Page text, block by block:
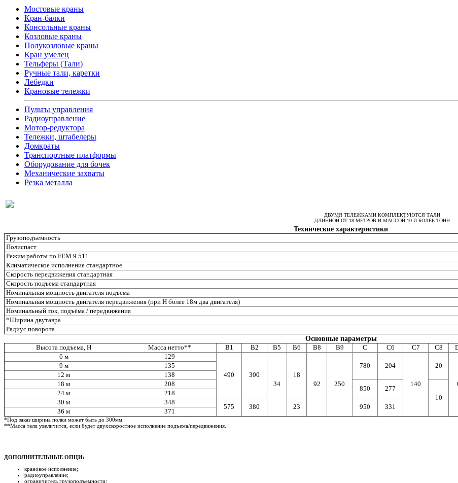
Мостовые краны
Кран-балки
Консольные краны
Козловые краны
Полукозловые краны
Кран умелец
Тельферы (Тали)
Ручные тали, каретки
Лебедки
Крановые тележки
Пульты управления
Радиоуправление
Мотор-редуктора
Тележки, штабелеры
Домкраты
Транспортные платформы
Оборудование для бочек
Механические захваты
Резка металла
ДВУМЯ ТЕЛЕЖКАМИ КОМПЛЕКТУЮТСЯ ТАЛИ
ДЛИННОЙ ОТ 18 МЕТРОВ И МАССОЙ 10 И БОЛЕЕ ТОНН
Технические характеристики
Грузоподъемность
Полиспаст
Режим работы по FEM 9.511
Климатическое исполнение стандартное
Скорость передвижения стандартная
Скорость подъема стандартная
Номинальная мощность двигателя подъема
Номинальная мощность двигателя передвижения (при H более 18м два двигателя)
Номинальный ток, подъёма / передвижения
*Ширина двутавра
Радиус поворота
Основные параметры
Высота подъема, Н Масса нетто** B1 B2 B5 B6 B8 B9 C C6 C7 C8
6 м
129
490
300
34
18
92
250
780 204
140
20
9 м 135
12 м
138
18 м
208
850
277
10
24 м
218
30 м
348
575 380 23 950 331
36 м
371
*Под заказ ширина полки может быть до 300мм
**Масса тали увеличится, если будет двухскоростное исполнение подъема/передвижения.
ДОПОЛНИТЕЛЬНЫЕ ОПЦИ:
крановое исполнение;
радиоуправление;
ограничитель грузоподъемности;